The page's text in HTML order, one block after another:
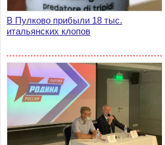
В Пулково прибыли 18 тыс.
итальянских клопов